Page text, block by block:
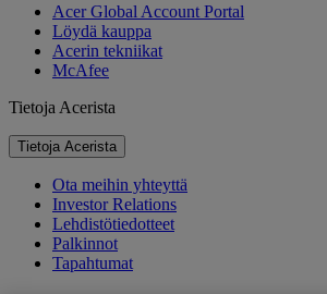
Acer Global Account Portal
Löydä kauppa
Acerin tekniikat
McAfee
Tietoja Acerista
Tietoja Acerista
Ota meihin yhteyttä
Investor Relations
Lehdistötiedotteet
Palkinnot
Tapahtumat